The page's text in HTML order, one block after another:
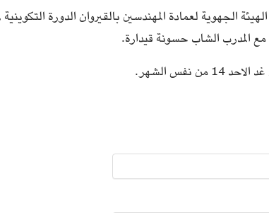
السبت 13 ماي 2017، بمقر الهيئة الجهوية لعمادة المهندسين بالقيروان الدورة
المدرب الشاب حسونة قيدارة.